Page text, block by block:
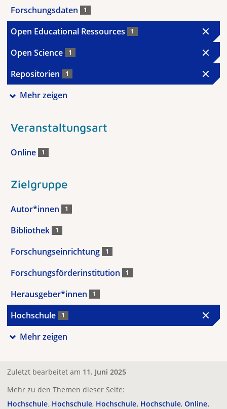
Forschungsdaten 1
Open Educational Ressources 1
Open Science 1
Repositorien 1
Mehr zeigen
Veranstaltungsart
Online 1
Zielgruppe
Autor*innen 1
Bibliothek 1
Forschungseinrichtung 1
Forschungsförderinstitution 1
Herausgeber*innen 1
Hochschule 1
Mehr zeigen
Zuletzt bearbeitet am 11. Juni 2025
Mehr zu den Themen dieser Seite:
Hochschule Hochschule Hochschule Hochschule Online